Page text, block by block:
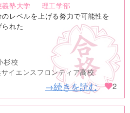
義塾大学
理工学部
のレベルを上げる努力で可能性を
られた
杉校
イエンスフロンティア高校
→続きを読む 2